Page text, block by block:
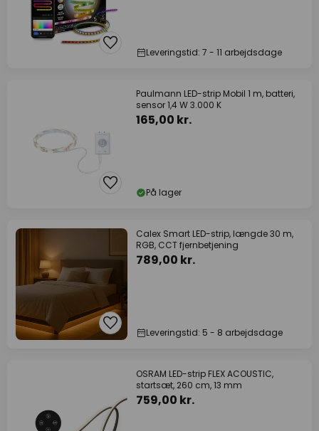
Leveringstid: 7 - 11 arbejdsdage
Paulmann LED-strip Mobil 1 m, batteri,
sensor 1,4 W 3.000 K
165,00 kr.
På lager
Calex Smart LED-strip, længde 30 m,
RGB, CCT fjernbetjening
789,00 kr.
Leveringstid: 5 - 8 arbejdsdage
OSRAM LED-strip FLEX ACOUSTIC,
startsæt, 260 cm, 13 mm
759,00 kr.